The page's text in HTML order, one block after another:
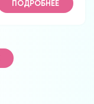
ПОДРОБНЕЕ